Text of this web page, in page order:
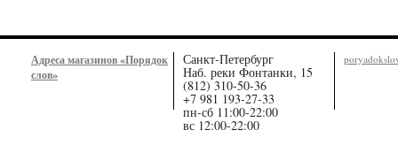
Адреса магазинов «Порядок
слов»
Санкт-Петербург
Наб. реки Фонтанки, 15
(812) 310-50-36
+7 981 193-27-33
пн-сб 11:00-22:00
вс 12:00-22:00